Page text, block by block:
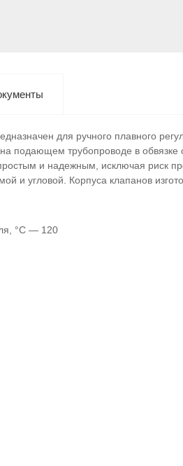
для ручного плавного
подающем трубопроводе в
и надежным, исключая риск
и угловой. Корпуса клапанов
°C — 120